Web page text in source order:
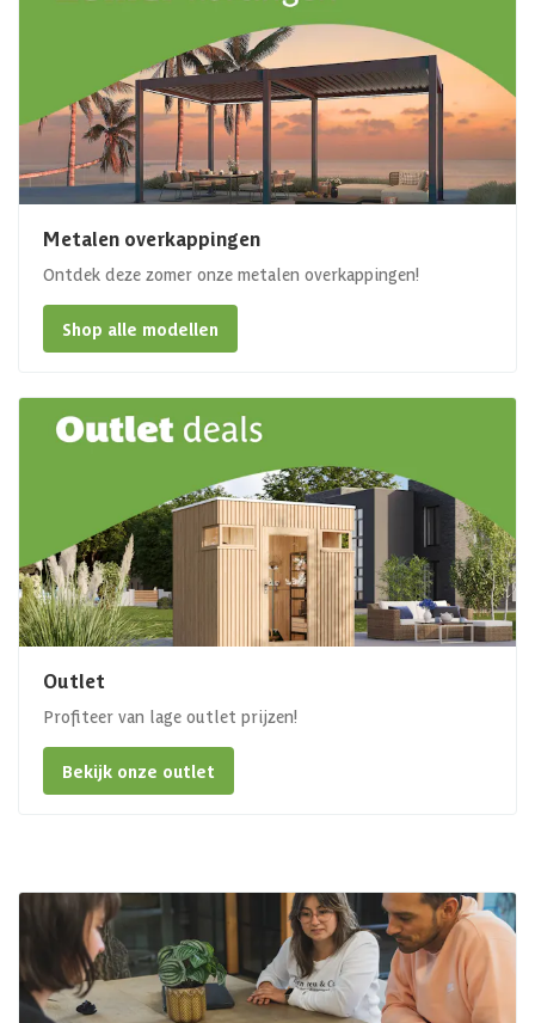
Metalen overkappingen
Ontdek deze zomer onze metalen overkappingen!
Shop alle modellen
Outlet
Profiteer van lage outlet prijzen!
Bekijk onze outlet